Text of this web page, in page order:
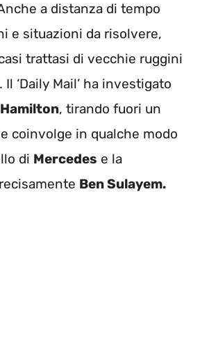
a distanza di tempo
e situazioni da risolvere,
trattasi di vecchie ruggini
‘Daily Mail’ ha investigato
, tirando fuori un
coinvolge in qualche modo
di Mercedes e la
Ben Sulayem.